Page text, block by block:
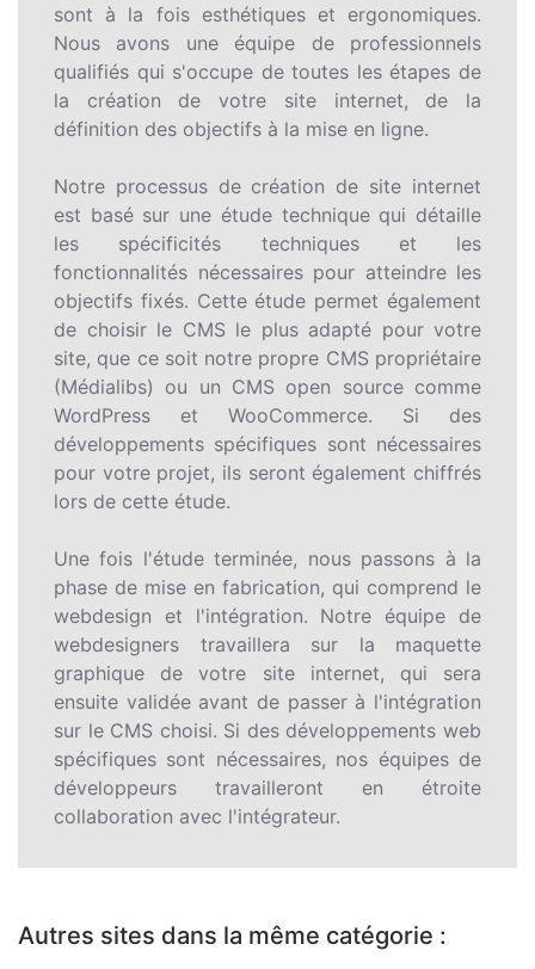
sont à la fois esthétiques et ergonomiques.
Nous avons une équipe de professionnels
qualifiés qui s'occupe de toutes les étapes de
la création de votre site internet, de la
définition des objectifs à la mise en ligne.
Notre processus de création de site internet
est basé sur une étude technique qui détaille
les spécificités techniques et les
fonctionnalités nécessaires pour atteindre les
objectifs fixés. Cette étude permet également
de choisir le CMS le plus adapté pour votre
site, que ce soit notre propre CMS propriétaire
(Médialibs) ou un CMS open source comme
WordPress et WooCommerce. Si des
développements spécifiques sont nécessaires
pour votre projet, ils seront également chiffrés
lors de cette étude.
Une fois l'étude terminée, nous passons à la
phase de mise en fabrication, qui comprend le
webdesign et l'intégration. Notre équipe de
webdesigners travaillera sur la maquette
graphique de votre site internet, qui sera
ensuite validée avant de passer à l'intégration
sur le CMS choisi. Si des développements web
spécifiques sont nécessaires, nos équipes de
développeurs travailleront en étroite
collaboration avec l'intégrateur.
Autres sites dans la même catégorie :